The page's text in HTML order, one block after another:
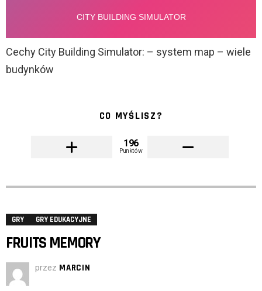
Cechy City Building Simulator: – system map – wiele
budynków
CO MYŚLISZ?
196
Punktów
GRY GRY EDUKACYJNE
FRUITS MEMORY
przez MARCIN